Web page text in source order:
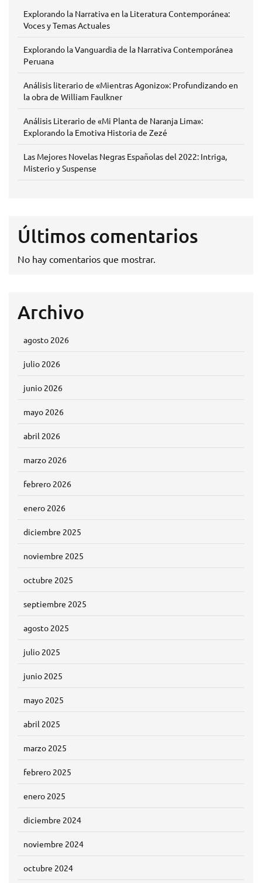
Explorando la Narrativa en la Literatura Contemporánea:
Voces y Temas Actuales
Explorando la Vanguardia de la Narrativa Contemporánea
Peruana
Análisis literario de «Mientras Agonizo»: Profundizando en
la obra de William Faulkner
Análisis Literario de «Mi Planta de Naranja Lima»:
Explorando la Emotiva Historia de Zezé
Las Mejores Novelas Negras Españolas del 2022: Intriga,
Misterio y Suspense
Últimos comentarios
No hay comentarios que mostrar.
Archivo
agosto 2026
julio 2026
junio 2026
mayo 2026
abril 2026
marzo 2026
febrero 2026
enero 2026
diciembre 2025
noviembre 2025
octubre 2025
septiembre 2025
agosto 2025
julio 2025
junio 2025
mayo 2025
abril 2025
marzo 2025
febrero 2025
enero 2025
diciembre 2024
noviembre 2024
octubre 2024